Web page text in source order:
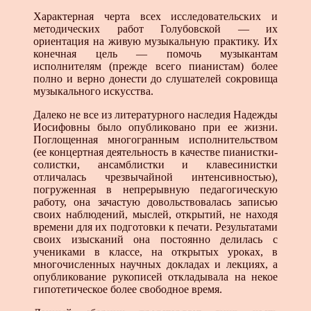
Характерная черта всех исследовательских и
методических работ Голубовской — их
ориентация на живую музыкальную практику. Их
конечная цель — помочь музыкантам
исполнителям (прежде всего пианистам) более
полно и верно донести до слушателей сокровища
музыкального искусства.
Далеко не все из литературного наследия Надежды
Иосифовны было опубликовано при ее жизни.
Поглощенная многогранным исполнительством
(ее концертная деятельность в качестве пианистки-
солистки, ансамблистки и клавесинистки
отличалась чрезвычайной интенсивностью),
погруженная в непрерывную педагогическую
работу, она зачастую довольствовалась записью
своих наблюдений, мыслей, открытий, не находя
времени для их подготовки к печати. Результатами
своих изысканий она постоянно делилась с
учениками в классе, на открытых уроках, в
многочисленных научных докладах и лекциях, а
опубликование рукописей откладывала на некое
гипотетическое более свободное время.